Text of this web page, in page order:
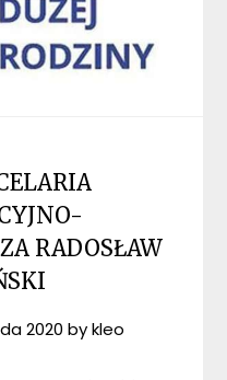
RADOSŁAW
2020 bykleo